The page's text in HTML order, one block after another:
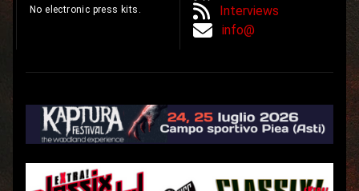
No electronic press kits.
Interviews
info@